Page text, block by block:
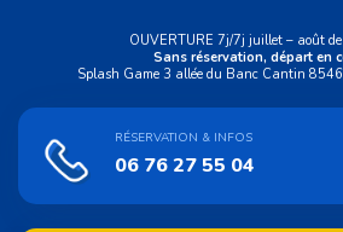
OUVERTURE 7j/7j juillet – août
Sans réservation, départ en
Splash Game 3 allée du Banc Cantin
RÉSERVATION & INFOS
06 76 27 55 04